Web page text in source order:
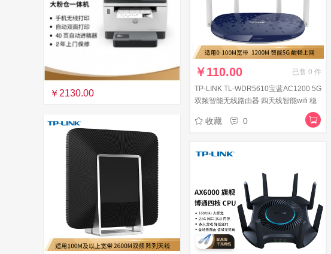
￥2130.00
￥110.00 已售 0 件
TP-LINK TL-WDR5610宝蓝AC1200 5G
双频智能无线路由器 四天线智能wifi 稳
收藏 0